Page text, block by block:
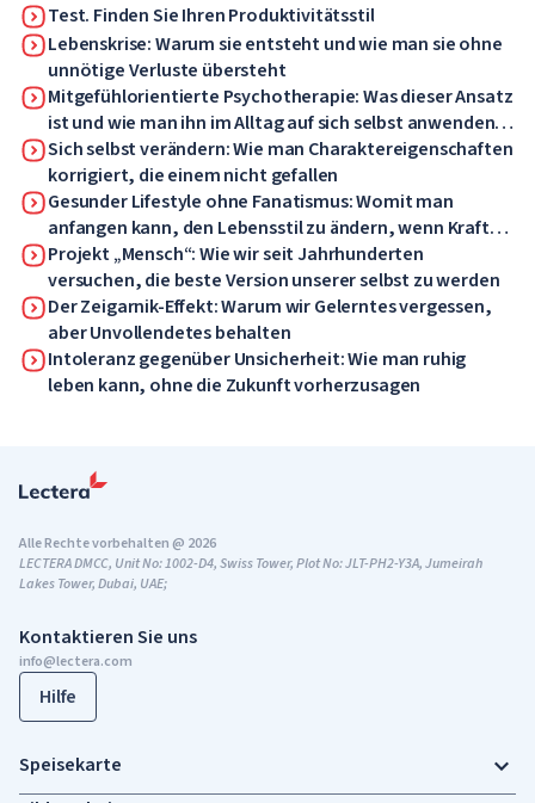
Test. Finden Sie Ihren Produktivitätsstil
Lebenskrise: Warum sie entsteht und wie man sie ohne
unnötige Verluste übersteht
Mitgefühlorientierte Psychotherapie: Was dieser Ansatz
ist und wie man ihn im Alltag auf sich selbst anwenden
kann
Sich selbst verändern: Wie man Charaktereigenschaften
korrigiert, die einem nicht gefallen
Gesunder Lifestyle ohne Fanatismus: Womit man
anfangen kann, den Lebensstil zu ändern, wenn Kraft
und Motivation fehlen
Projekt „Mensch“: Wie wir seit Jahrhunderten
versuchen, die beste Version unserer selbst zu werden
Der Zeigarnik-Effekt: Warum wir Gelerntes vergessen,
aber Unvollendetes behalten
Intoleranz gegenüber Unsicherheit: Wie man ruhig
leben kann, ohne die Zukunft vorherzusagen
Kontaktieren Sie uns
info@lectera.com
Hilfe
Alle Rechte vorbehalten @ 2026
LECTERA DMCC, Unit No: 1002-D4, Swiss Tower, Plot No: JLT-PH2-Y3A, Jumeirah
Lakes Tower, Dubai, UAE;
Speisekarte